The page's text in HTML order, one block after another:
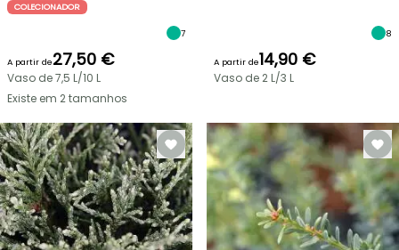
COLECIONADOR
7
A partir de27,50 €
Vaso de 7,5 L/10 L
Existe em 2 tamanhos
8
A partir de14,90 €
Vaso de 2 L/3 L